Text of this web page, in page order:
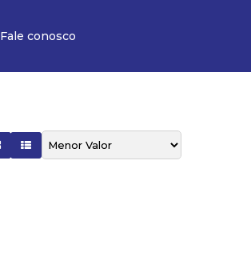
Fale conosco